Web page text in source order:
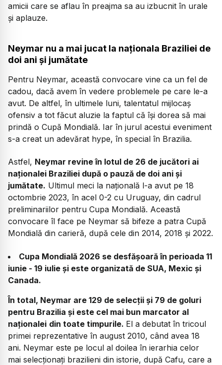
amicii care se aflau în preajma sa au izbucnit în urale
și aplauze.
Neymar nu a mai jucat la naționala Braziliei de
doi ani și jumătate
Pentru Neymar, această convocare vine ca un fel de
cadou, dacă avem în vedere problemele pe care le-a
avut. De altfel, în ultimele luni, talentatul mijlocaș
ofensiv a tot făcut aluzie la faptul că își dorea să mai
prindă o Cupă Mondială. Iar în jurul acestui eveniment
s-a creat un adevărat hype, în special în Brazilia.
Astfel, Neymar revine în lotul de 26 de jucători ai
naționalei Braziliei după o pauză de doi ani și
jumătate. Ultimul meci la națională l-a avut pe 18
octombrie 2023, în acel 0-2 cu Uruguay, din cadrul
preliminariilor pentru Cupa Mondială. Această
convocare îl face pe Neymar să bifeze a patra Cupă
Mondială din carieră, după cele din 2014, 2018 și 2022.
Cupa Mondială 2026 se desfășoară în perioada 11
iunie - 19 iulie și este organizată de SUA, Mexic și
Canada.
În total, Neymar are 129 de selecții și 79 de goluri
pentru Brazilia și este cel mai bun marcator al
naționalei din toate timpurile. El a debutat în tricoul
primei reprezentative în august 2010, când avea 18
ani. Neymar este pe locul al doilea în ierarhia celor
mai selecționați brazilieni din istorie, după Cafu, care a